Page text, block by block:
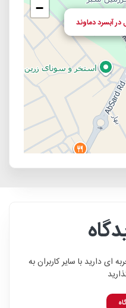
آبسرد دماوند
−
ای دارید با سایر کاربران به